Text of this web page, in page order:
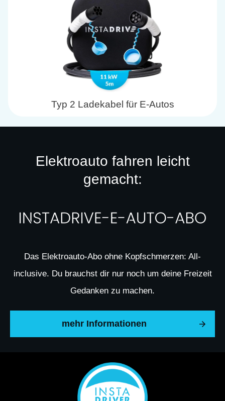
Typ 2 Ladekabel für E-Autos
Elektroauto fahren leicht
gemacht:
Das Elektroauto-Abo ohne Kopfschmerzen: All-
inclusive. Du brauchst dir nur noch um deine Freizeit
Gedanken zu machen.
mehr Informationen